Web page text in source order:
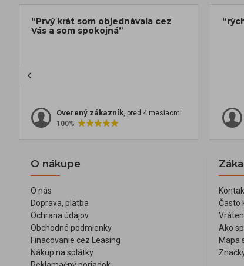
“Prvý krát som objednávala cez
Vás a som spokojná”
Overený zákazník, pred 4 mesiacmi
100%
O nákupe
O nás
Doprava, platba
Ochrana údajov
Obchodné podmienky
Finacovanie cez Leasing
Nákup na splátky
Často
Ako
Mapa